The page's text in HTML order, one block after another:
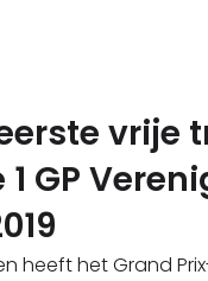
vrije
GP
heeft het Grand